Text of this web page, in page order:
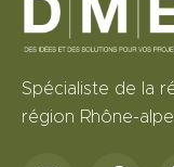
Spécialiste de la
région Rhône-